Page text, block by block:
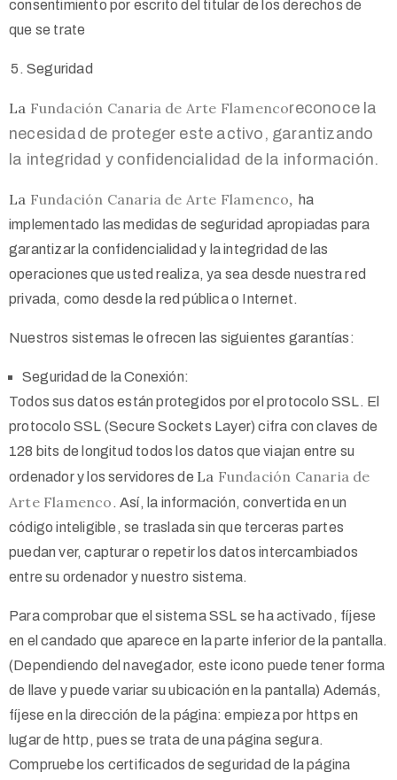
consentimiento por escrito del titular de los derechos de
que se trate
Seguridad
La Fundación Canaria de Arte Flamencoreconoce la
necesidad de proteger este activo, garantizando
la integridad y confidencialidad de la información.
La Fundación Canaria de Arte Flamenco, ha
implementado las medidas de seguridad apropiadas para
garantizar la confidencialidad y la integridad de las
operaciones que usted realiza, ya sea desde nuestra red
privada, como desde la red pública o Internet.
Nuestros sistemas le ofrecen las siguientes garantías:
Seguridad de la Conexión:
Todos sus datos están protegidos por el protocolo SSL. El
protocolo SSL (Secure Sockets Layer) cifra con claves de
128 bits de longitud todos los datos que viajan entre su
ordenador y los servidores de La Fundación Canaria de
Arte Flamenco . Así, la información, convertida en un
código inteligible, se traslada sin que terceras partes
puedan ver, capturar o repetir los datos intercambiados
entre su ordenador y nuestro sistema.
Para comprobar que el sistema SSL se ha activado, fíjese
en el candado que aparece en la parte inferior de la pantalla.
(Dependiendo del navegador, este icono puede tener forma
de llave y puede variar su ubicación en la pantalla) Además,
fíjese en la dirección de la página: empieza por https en
lugar de http, pues se trata de una página segura.
Compruebe los certificados de seguridad de la página